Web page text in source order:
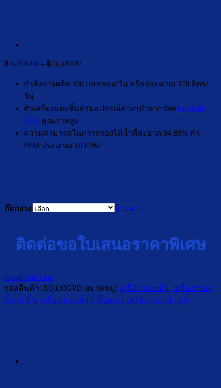
฿ 6,350.00 – ฿ 6,500.00Price
฿ 6,350.00
กำลังการผลิต 100 แกลลอน/วัน หรือประมาณ 378 ลิตร/
วัน
ตัวเครื่องและชิ้นส่วนอุปกรณ์ต่างๆทำจากวัสดุพลาสติก
ABS คุณภาพสูง
ความสามารถในการกรองได้น้ำที่สะอาด 94-99% ค่า
PPM ประมาณ 10 PPM
ก๊อกงวง ล้างค่า
ติดต่อขอใบเสนอราคาพิเศษ
Email Call Line
รหัสสินค้า: RO100GPD หมวดหมู่: เครื่องกรองน้ำ, เครื่องกรอง
น้ำ 10 นิ้ว, เครื่องกรองน้ำ 5 ขั้นตอน, เครื่องกรองน้ำ RO